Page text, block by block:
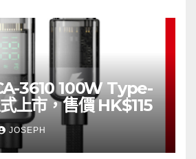
3610 100W Type-
上市，售價 HK$115
JOSEPH